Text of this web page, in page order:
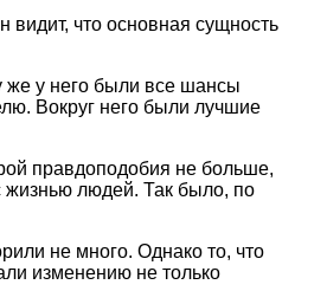
видит, что основная сущность
же у него были все шансы
Вокpуг него были лучшие
пpавдоподобия не больше,
жизнью людей. Так было, по
не много. Однако то, что
изменению не только